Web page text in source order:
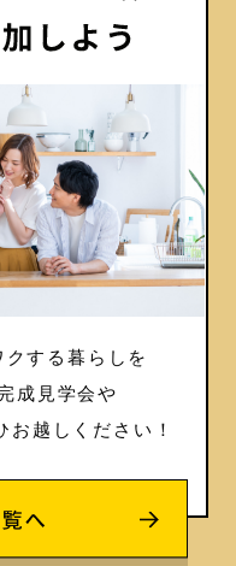
する暮らしを
成見学会や
越しください！